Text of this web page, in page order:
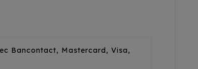
Bancontact, Mastercard, Visa,